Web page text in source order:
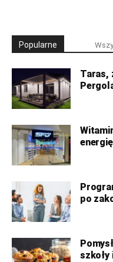
Popularne
Taras,
po
szkoły